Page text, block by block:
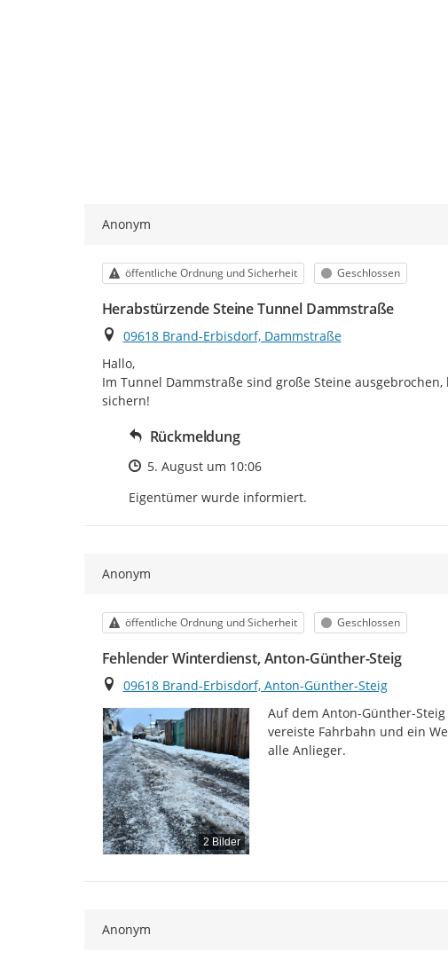
Anonym
Kategorie
öffentliche Ordnung und Sicherheit Status
Geschlossen
Herabstürzende Steine Tunnel Dammstraße
Ort
09618 Brand-Erbisdorf, Dammstraße
Hallo,
Im Tunnel Dammstraße sind große Steine
sichern!
Rückmeldung
Zeitpunkt des Erstellens
5. August um 10:06
Eigentümer wurde informiert.
Anonym
Kategorie
öffentliche Ordnung und Sicherheit Status
Geschlossen
Fehlender Winterdienst, Anton-Günther-Steig
Ort
09618 Brand-Erbisdorf, Anton-Günther-Steig
2 Bilder
Auf dem Anton-Günther-
vereiste Fahrbahn und ein
alle Anlieger.
Anonym